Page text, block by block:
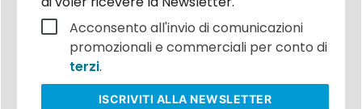
Acconsento all'invio di comunicazioni
promozionali e commerciali per conto di
terzi.
ISCRIVITI ALLA NEWSLETTER